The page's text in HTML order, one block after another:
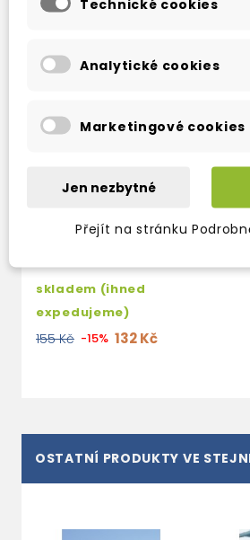
OXFORD
skladem (ihned
expedujeme)
155 Kč -15% 132 Kč
OSTATNÍ PRODUKTY VE
Technické cookies
Analytické cookies
Marketingové cookies
Jen nezbytné
Přejít na stránku